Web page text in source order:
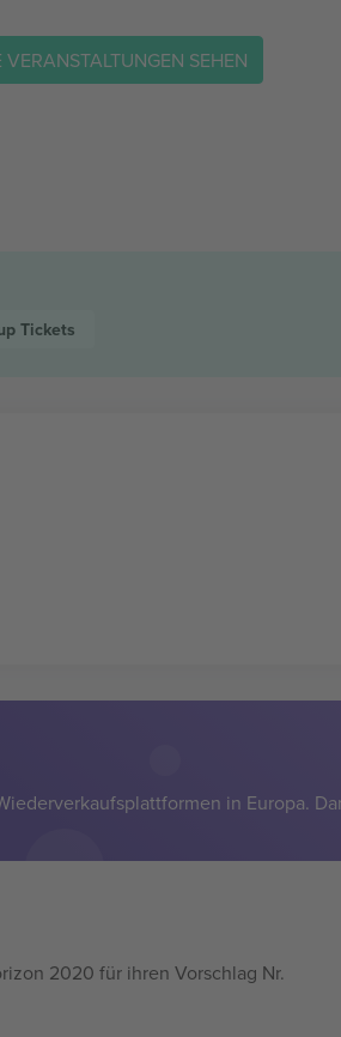
SEHEN
Tickets
in Europa.
2020 für ihren Vorschlag Nr.